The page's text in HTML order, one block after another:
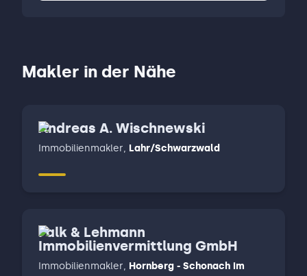
Makler in der Nähe
Andreas A. Wischnewski
Immobilienmakler, Lahr/Schwarzwald
Falk & Lehmann
Immobilienvermittlung GmbH
Immobilienmakler, Hornberg - Schonach im